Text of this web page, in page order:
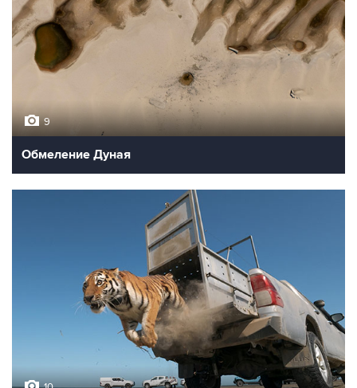
9
Обмеление Дуная